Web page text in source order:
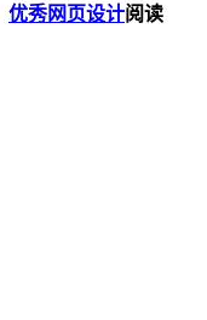
优秀网页设计阅读